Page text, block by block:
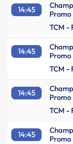
14:45
Promo
TCM -
14:45
Promo
TCM -
14:45
Promo
TCM -
14:45